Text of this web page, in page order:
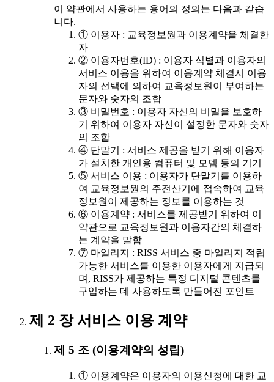
이 약관에서 사용하는 용어의 정의는 다음과 같습
니다.
① 이용자 : 교육정보원과 이용계약을 체결한
자
② 이용자번호(ID) : 이용자 식별과 이용자의
서비스 이용을 위하여 이용계약 체결시 이용
자의 선택에 의하여 교육정보원이 부여하는
문자와 숫자의 조합
③ 비밀번호 : 이용자 자신의 비밀을 보호하
기 위하여 이용자 자신이 설정한 문자와 숫자
의 조합
④ 단말기 : 서비스 제공을 받기 위해 이용자
가 설치한 개인용 컴퓨터 및 모뎀 등의 기기
⑤ 서비스 이용 : 이용자가 단말기를 이용하
여 교육정보원의 주전산기에 접속하여 교육
정보원이 제공하는 정보를 이용하는 것
⑥ 이용계약 : 서비스를 제공받기 위하여 이
약관으로 교육정보원과 이용자간의 체결하
는 계약을 말함
⑦ 마일리지 : RISS 서비스 중 마일리지 적립
가능한 서비스를 이용한 이용자에게 지급되
며, RISS가 제공하는 특정 디지털 콘텐츠를
구입하는 데 사용하도록 만들어진 포인트
제 2 장 서비스 이용 계약
제 5 조 (이용계약의 성립)
① 이용계약은 이용자의 이용신청에 대한 교